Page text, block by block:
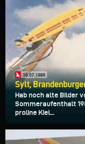
10.07.1989
Sylt,
Hab noch alte Bilder
Sommeraufenthalt
proline Kiel...